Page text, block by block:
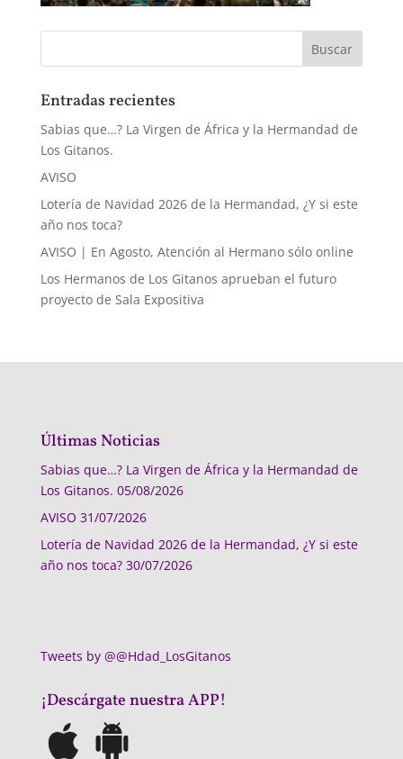
Entradas recientes
Sabias que…? La Virgen de África y la Hermandad de
Los Gitanos.
AVISO
Lotería de Navidad 2026 de la Hermandad, ¿Y si este
año nos toca?
AVISO | En Agosto, Atención al Hermano sólo online
Los Hermanos de Los Gitanos aprueban el futuro
proyecto de Sala Expositiva
Últimas Noticias
Sabias que…? La Virgen de África y la Hermandad de
Los Gitanos. 05/08/2026
AVISO 31/07/2026
Lotería de Navidad 2026 de la Hermandad, ¿Y si este
año nos toca? 30/07/2026
Tweets by @@Hdad_LosGitanos
¡Descárgate nuestra APP!